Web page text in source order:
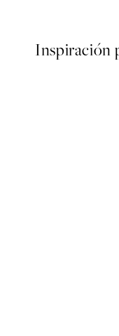
Inspiración